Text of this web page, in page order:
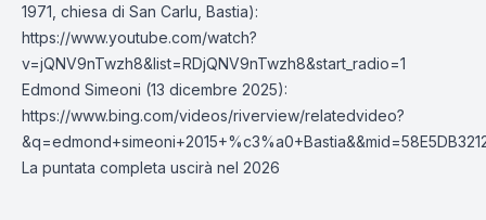
1971, chiesa di San Carlu, Bastia):
https://www.youtube.com/watch?
v=jQNV9nTwzh8&list=RDjQNV9nTwzh8&start_radio=1
Edmond Simeoni (13 dicembre 2025):
https://www.bing.com/videos/riverview/relatedvideo?
La puntata completa uscirà nel 2026